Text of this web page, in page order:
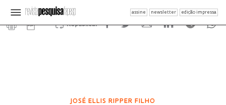
assine newsletter edição impressa
Republicar
JOSÉ ELLIS RIPPER FILHO